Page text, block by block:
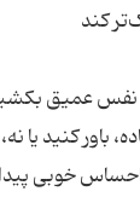
عمیق
باور کنید
خوبی پیدا